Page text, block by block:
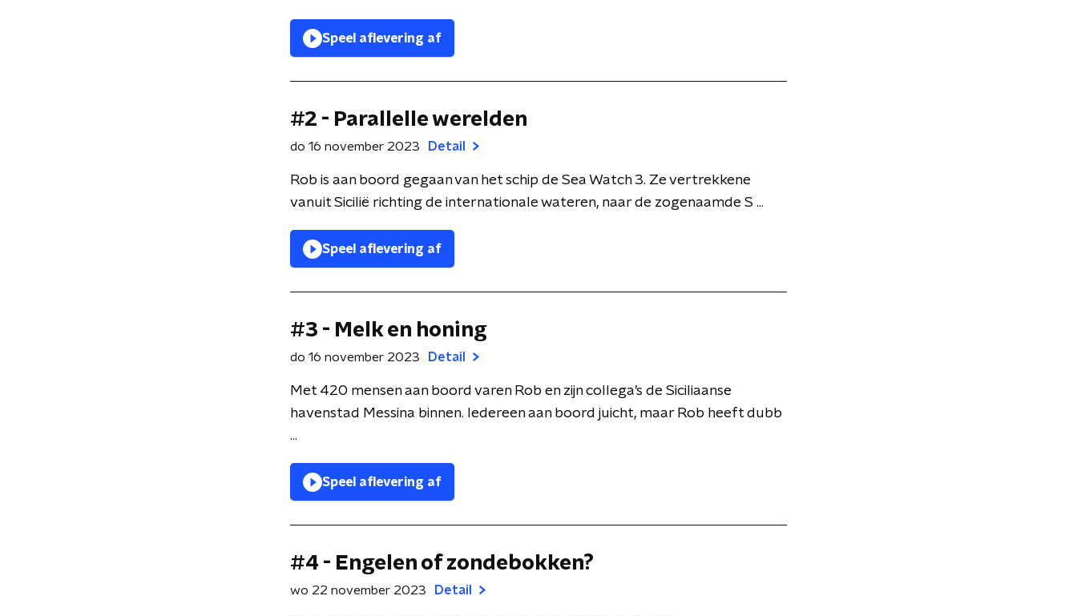
Speel aflevering af
#2 - Parallelle werelden
do 16 november 2023 Detail
Rob is aan boord gegaan van het schip de Sea Watch 3. Ze vertrekkene
vanuit Sicilië richting de internationale wateren, naar de zogenaamde S ...
Speel aflevering af
#3 - Melk en honing
do 16 november 2023 Detail
Met 420 mensen aan boord varen Rob en zijn collega’s de Siciliaanse
havenstad Messina binnen. Iedereen aan boord juicht, maar Rob heeft dubb
...
Speel aflevering af
#4 - Engelen of zondebokken?
wo 22 november 2023 Detail